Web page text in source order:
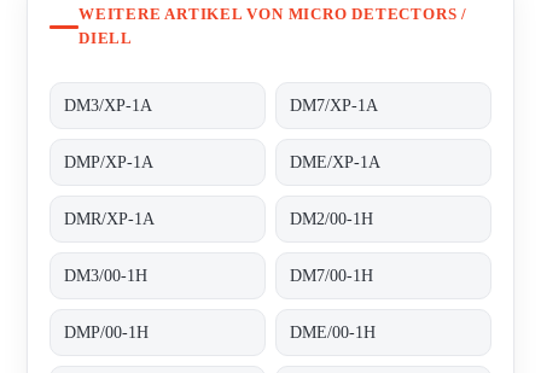
WEITERE ARTIKEL VON MICRO DETECTORS /
DIELL
DM3/XP-1A DM7/XP-1A
DMP/XP-1A DME/XP-1A
DMR/XP-1A DM2/00-1H
DM3/00-1H DM7/00-1H
DMP/00-1H DME/00-1H